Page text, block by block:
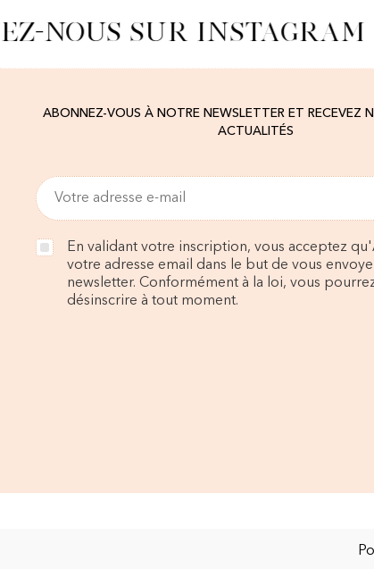
NOUS SUR INSTAGRAM
ABONNEZ-VOUS À NOTRE NEWSLETTER ET RECEVEZ
ACTUALITÉS
En validant votre inscription, vous acceptez
votre adresse email dans le but de vous
newsletter. Conformément à la loi, vous
désinscrire à tout moment.